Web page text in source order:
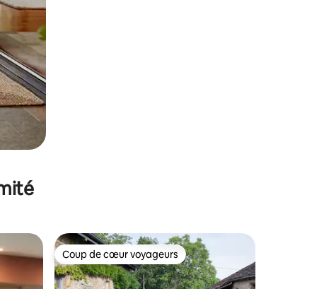
Coup de cœur voyageurs
Coup de cœur voyageurs